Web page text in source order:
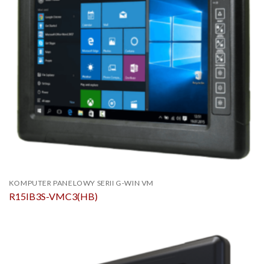
KOMPUTER PANELOWY SERII G-WIN VM
R15IB3S-VMC3(HB)